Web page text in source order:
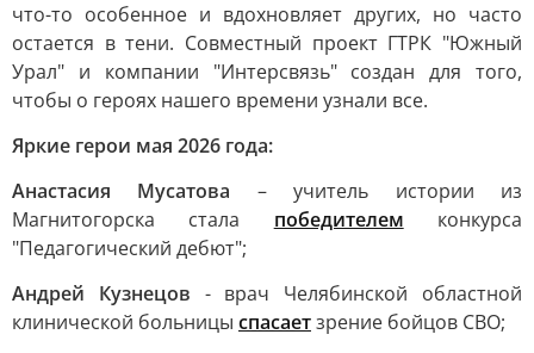
что-то особенное и вдохновляет других, но часто
остается в тени. Совместный проект ГТРК "Южный
Урал" и компании "Интерсвязь" создан для того,
чтобы о героях нашего времени узнали все.
Яркие герои мая 2026 года:
Анастасия Мусатова – учитель истории из
Магнитогорска стала победителем конкурса
"Педагогический дебют";
Андрей Кузнецов - врач Челябинской областной
клинической больницы спасаетзрение бойцов СВО;